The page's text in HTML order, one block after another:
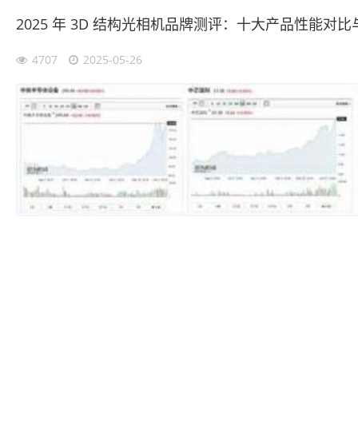
2025 年 3D 结构光相机品牌测评：十大产品性能对比
4707 2025-05-26